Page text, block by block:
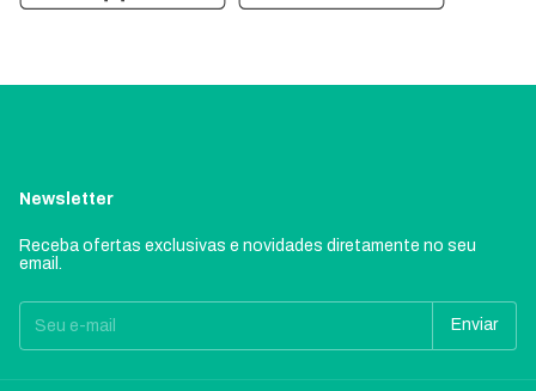
Newsletter
Receba ofertas exclusivas e novidades diretamente no seu
email.